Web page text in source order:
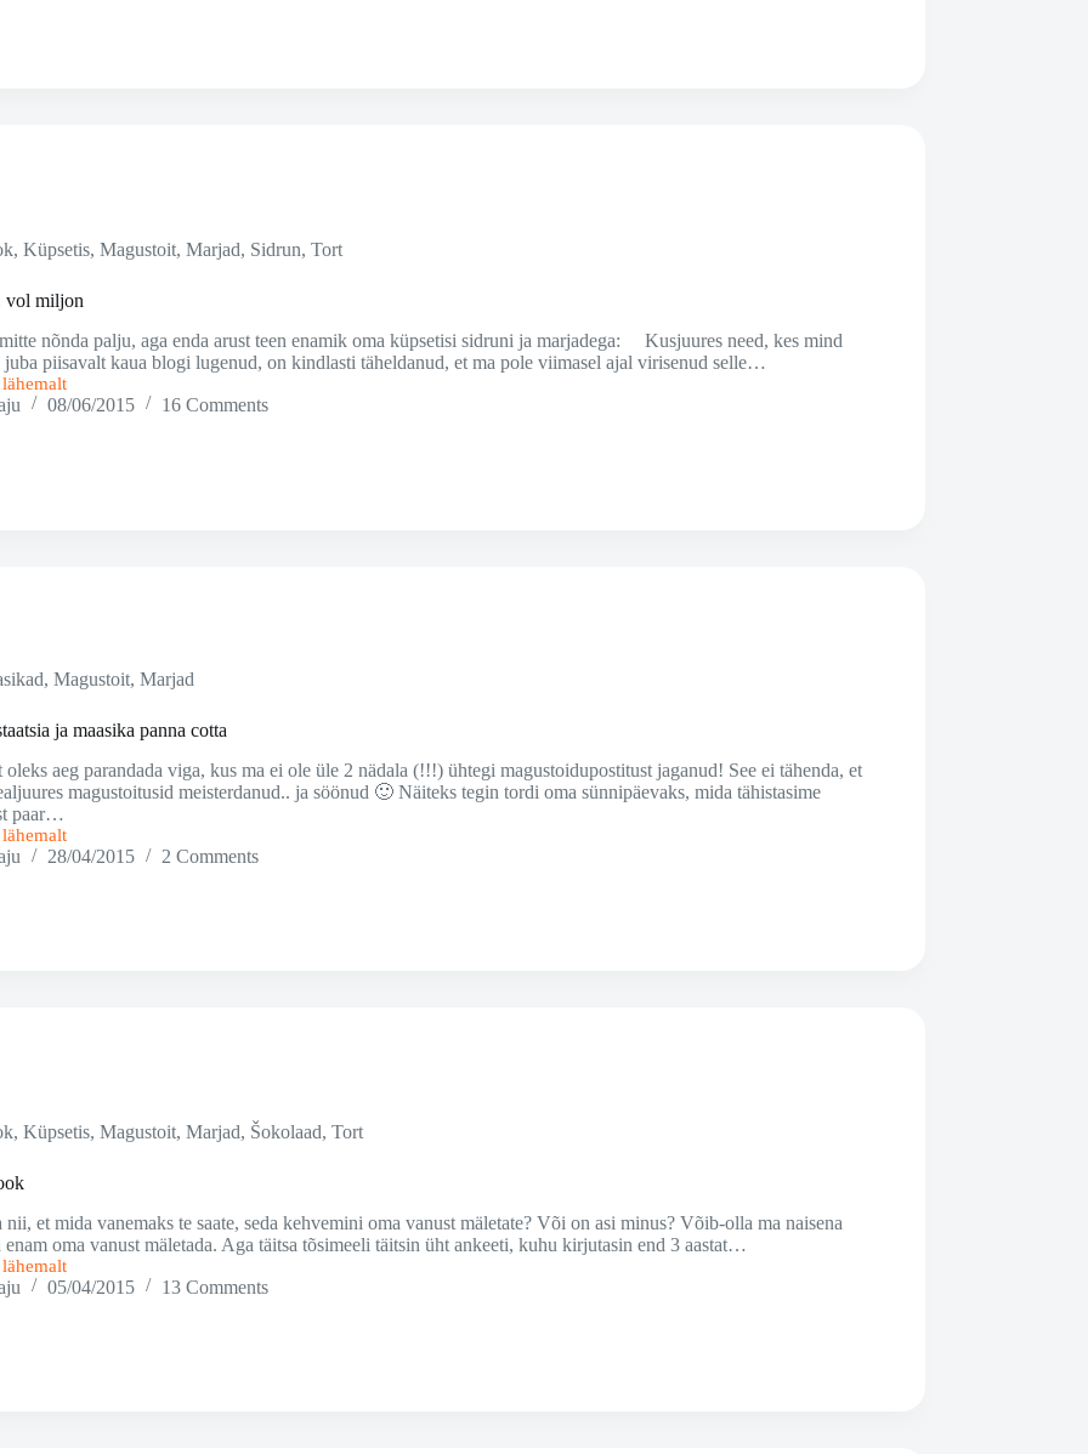
,Küpsetis,Magustoit,Marjad, Sidrun,Tort
vol miljon
nõnda palju, aga enda arust teen enamik oma küpsetisi sidruni ja marjadega: Kusjuures need, kes mind
juba piisavalt kaua blogi lugenud, on kindlasti täheldanud, et ma pole viimasel ajal virisenud selle…
08/06/2015 16 Comments
,Magustoit,Marjad
ja maasika panna cotta
aeg parandada viga, kus ma ei ole üle 2 nädala (!!!) ühtegi magustoidupostitust jaganud! See ei tähenda, et
magustoitusid meisterdanud.. ja söönud 🙂 Näiteks tegin tordi oma sünnipäevaks, mida tähistasime
paar…
28/04/2015 2 Comments
,Küpsetis,Magustoit,Marjad, Šokolaad,Tort
et mida vanemaks te saate, seda kehvemini oma vanust mäletate? Või on asi minus? Võib-olla ma naisena
enam oma vanust mäletada. Aga täitsa tõsimeeli täitsin üht ankeeti, kuhu kirjutasin end 3 aastat…
05/04/2015 13 Comments